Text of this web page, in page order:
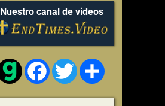
Nuestro canal de videos
FacebookTwitter